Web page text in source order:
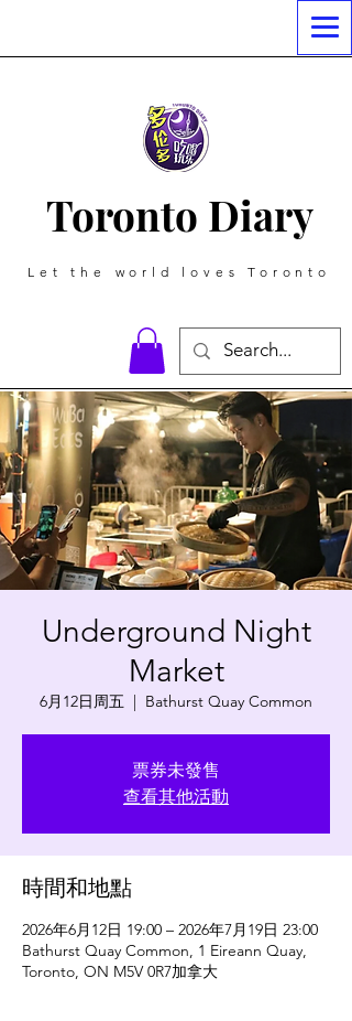
Toronto Diary
Let the world loves Toronto
Underground Night
Market
6月12日周五
  |
Bathurst Quay Common
票券未發售
查看其他活動
時間和地點
2026年6月12日 19:00 – 2026年7月19日 23:00
Bathurst Quay Common, 1 Eireann Quay,
Toronto, ON M5V 0R7加拿大